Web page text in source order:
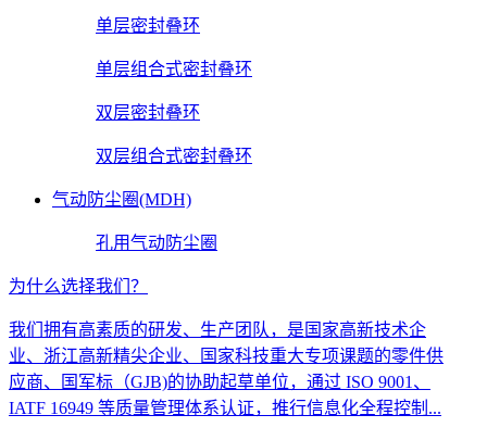
单层密封叠环
单层组合式密封叠环
双层密封叠环
双层组合式密封叠环
气动防尘圈(MDH)
孔用气动防尘圈
为什么选择我们？
我们拥有高素质的研发、生产团队，是国家高新技术企
业、浙江高新精尖企业、国家科技重大专项课题的零件供
应商、国军标（GJB)的协助起草单位，通过 ISO 9001、
IATF 16949 等质量管理体系认证，推行信息化全程控制...